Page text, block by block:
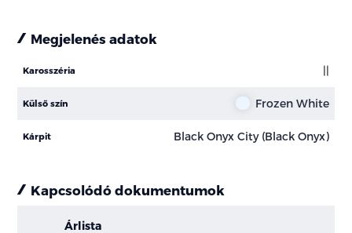
Megjelenés adatok
Karosszéria ||
Külső szín Frozen White
Kárpit Black Onyx City (Black Onyx)
Kapcsolódó dokumentumok
Árlista